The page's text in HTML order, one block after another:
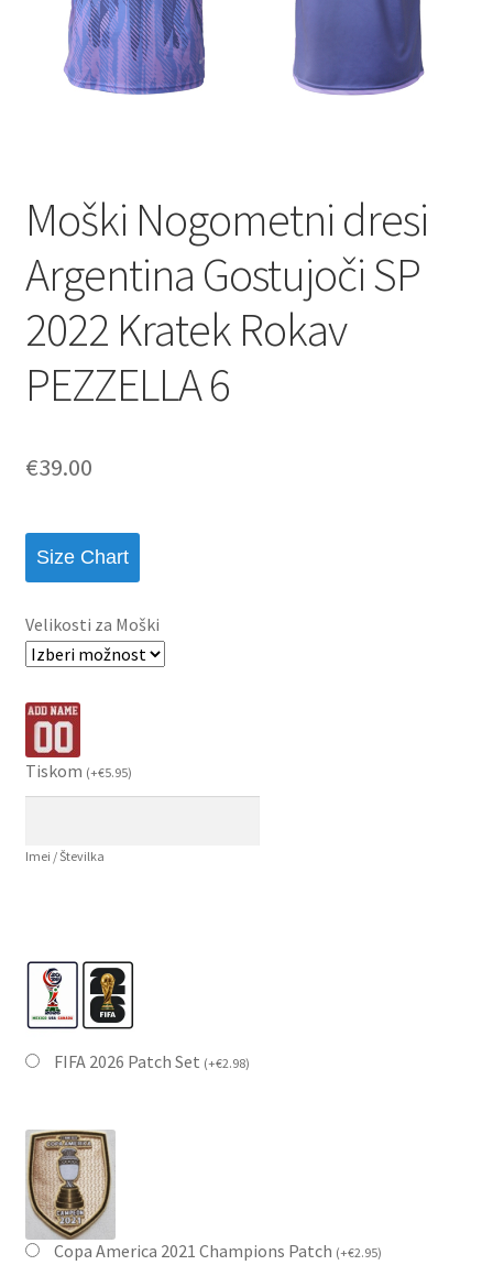
Moški Nogometni dresi
Argentina Gostujoči SP
2022 Kratek Rokav
PEZZELLA 6
€39.00
Size Chart
Velikosti za Moški
Tiskom (+€5.95)
Imei / Številka
FIFA 2026 Patch Set (+€2.98)
Copa America 2021 Champions Patch (+€2.95)